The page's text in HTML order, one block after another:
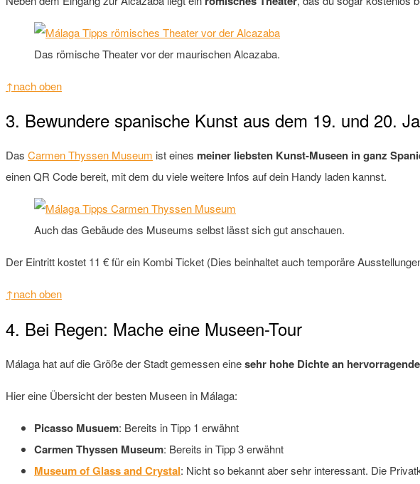
Das römische Theater vor der maurischen Alcazaba.
↑nach oben
3. Bewundere spanische Kunst aus dem 19. und 20.
Das Carmen Thyssen Museum ist eines meiner liebsten Kunst-Museen in ganz
einen QR Code bereit, mit dem du viele weitere Infos auf dein Handy laden kannst.
Auch das Gebäude des Museums selbst lässt sich gut anschauen.
Der Eintritt kostet 11 € für ein Kombi Ticket (Dies beinhaltet auch temporäre
↑nach oben
4. Bei Regen: Mache eine Museen-Tour
Málaga hat auf die Größe der Stadt gemessen einesehr hohe Dichte an
Hier eine Übersicht der besten Museen in Málaga:
Picasso Musuem: Bereits in Tipp 1 erwähnt
Carmen Thyssen Museum: Bereits in Tipp 3 erwähnt
Museum of Glass and Crystal: Nicht so bekannt aber sehr interessant. Die